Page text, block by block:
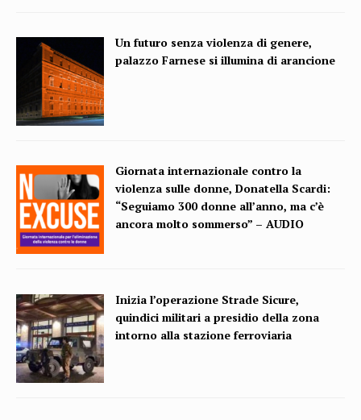
Un futuro senza violenza di genere,
palazzo Farnese si illumina di arancione
Giornata internazionale contro la
violenza sulle donne, Donatella Scardi:
“Seguiamo 300 donne all’anno, ma c’è
ancora molto sommerso” – AUDIO
Inizia l’operazione Strade Sicure,
quindici militari a presidio della zona
intorno alla stazione ferroviaria